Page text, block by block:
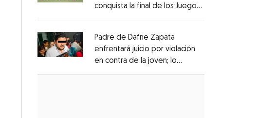
Opens in new windowconquista la final de los Juegos
Opens in new window
Padre de Dafne Zapata
enfrentará juicio por violación
en contra de la joven; lo